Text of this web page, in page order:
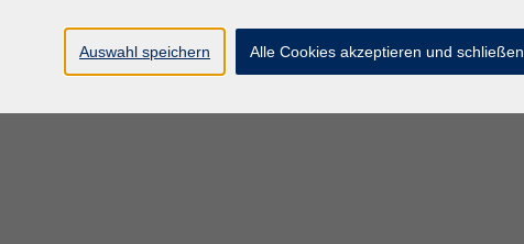
Auswahl speichern Alle Cookies akzeptieren und schließen